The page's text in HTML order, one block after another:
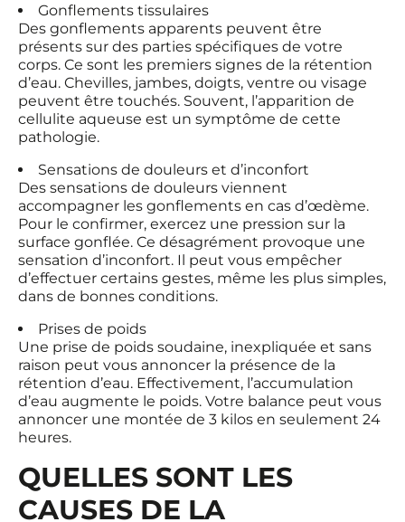
Gonflements tissulaires
Des gonflements apparents peuvent être
présents sur des parties spécifiques de votre
corps. Ce sont les premiers signes de la rétention
d’eau. Chevilles, jambes, doigts, ventre ou visage
peuvent être touchés. Souvent, l’apparition de
cellulite aqueuse est un symptôme de cette
pathologie.
Sensations de douleurs et d’inconfort
Des sensations de douleurs viennent
accompagner les gonflements en cas d’œdème.
Pour le confirmer, exercez une pression sur la
surface gonflée. Ce désagrément provoque une
sensation d’inconfort. Il peut vous empêcher
d’effectuer certains gestes, même les plus simples,
dans de bonnes conditions.
Prises de poids
Une prise de poids soudaine, inexpliquée et sans
raison peut vous annoncer la présence de la
rétention d’eau. Effectivement, l’accumulation
d’eau augmente le poids. Votre balance peut vous
annoncer une montée de 3 kilos en seulement 24
heures.
QUELLES SONT LES
CAUSES DE LA